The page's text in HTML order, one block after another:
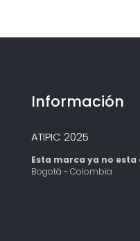
Información
ATIPIC 2025
Esta marca ya no
Bogotá - Colombia